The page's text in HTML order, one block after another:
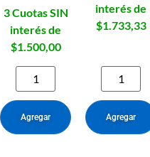
3 Cuotas SIN
interés de
$1.500,00
Agregar
interés de
$1.733,33
Agregar